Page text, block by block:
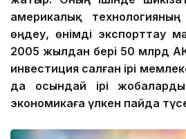
америкалық
өңдеу, өнімді экспорттау
2005 жылдан бері 50 млрд
инвестиция салған ірі
да осындай ірі
экономикаға үлкен пайда